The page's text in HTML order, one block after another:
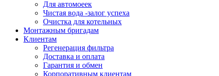
Для автомоеек
Чистая вода -залог успеха
Очистка для котельных
Монтажным бригадам
Клиентам
Регенерация фильтра
Доставка и оплата
Гарантия и обмен
Корпоративным клиентам